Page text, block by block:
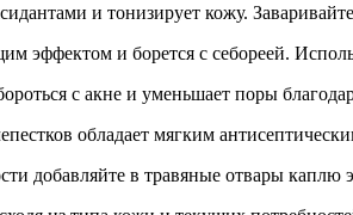
и тонизирует кожу.
эффектом и борется с себореей.
с акне и уменьшает поры
обладает мягким
добавляйте в травяные отвары каплю